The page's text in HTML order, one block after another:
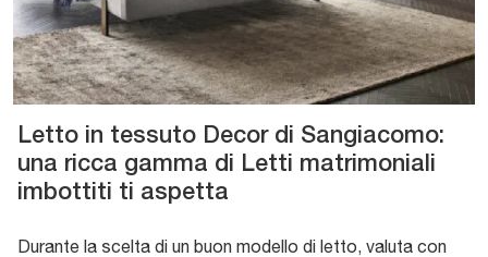
Letto in tessuto Decor di Sangiacomo:
una ricca gamma di Letti matrimoniali
imbottiti ti aspetta
Durante la scelta di un buon modello di letto, valuta con